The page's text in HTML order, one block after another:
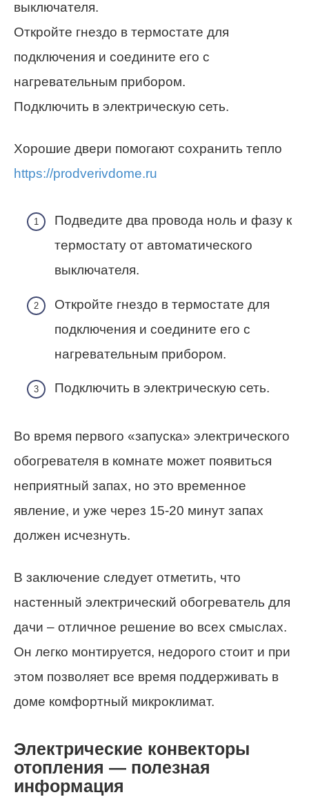
выключателя.
Откройте гнездо в термостате для
подключения и соедините его с
нагревательным прибором.
Подключить в электрическую сеть.
Хорошие двери помогают сохранить тепло
https://prodverivdome.ru
Подведите два провода ноль и фазу к
термостату от автоматического
выключателя.
Откройте гнездо в термостате для
подключения и соедините его с
нагревательным прибором.
Подключить в электрическую сеть.
Во время первого «запуска» электрического
обогревателя в комнате может появиться
неприятный запах, но это временное
явление, и уже через 15-20 минут запах
должен исчезнуть.
В заключение следует отметить, что
настенный электрический обогреватель для
дачи – отличное решение во всех смыслах.
Он легко монтируется, недорого стоит и при
этом позволяет все время поддерживать в
доме комфортный микроклимат.
Электрические конвекторы
отопления — полезная
информация